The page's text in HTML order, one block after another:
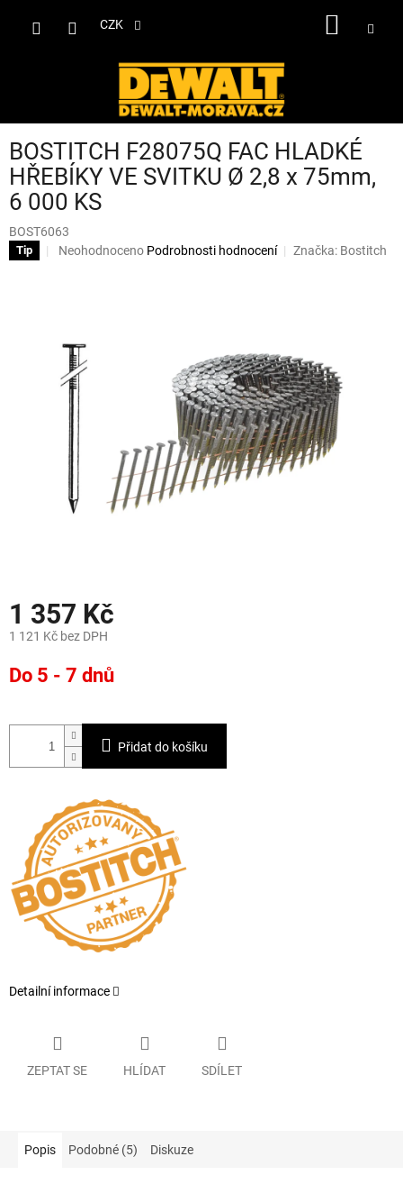
CZK
BOSTITCH F28075Q FAC HLADKÉ
HŘEBÍKY VE SVITKU Ø 2,8 x 75mm,
6 000 KS
BOST6063
Tip
Průměrné
5
hvězdiček.
Neohodnoceno Podrobnosti hodnocení Značka: Bostitch
1 357 Kč
1 121 Kč bez DPH
cena:
Do 5 - 7 dnů
Přidat do košíku
Detailní informace
ZEPTAT SE HLÍDAT SDÍLET
Popis Podobné (5) Diskuze